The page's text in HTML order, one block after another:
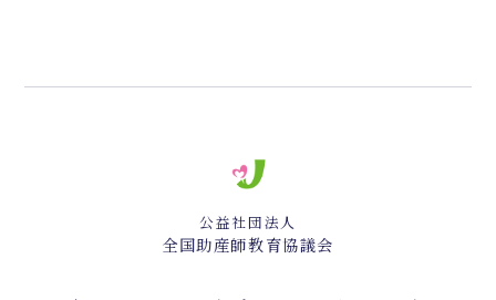
公益社団法人
全国助産師教育協議会